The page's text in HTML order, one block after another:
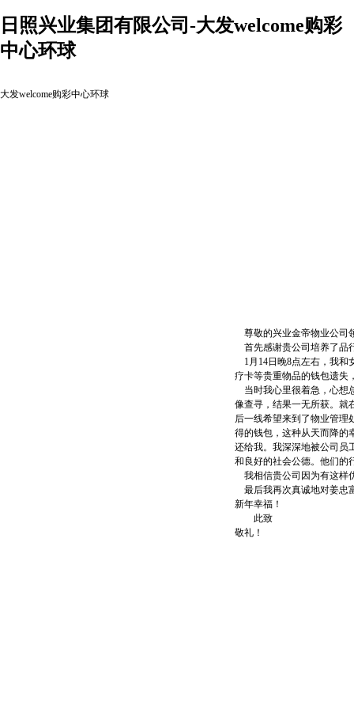
日照兴业集团有限公司-大发welcome购彩
中心环球
大发welcome购彩中心环球
尊敬的兴业金帝物业公司
首先感谢贵公司培养了品
1月14日晚8点左右，我和
疗卡等贵重物品的钱包遗失
当时我心里很着急，心想
像查寻，结果一无所获。就
后一线希望来到了物业管理
得的钱包，这种从天而降的
还给我。我深深地被公司员
和良好的社会公德。他们的
我相信贵公司因为有这样
最后我再次真诚地对姜忠
新年幸福！
此致
敬礼！